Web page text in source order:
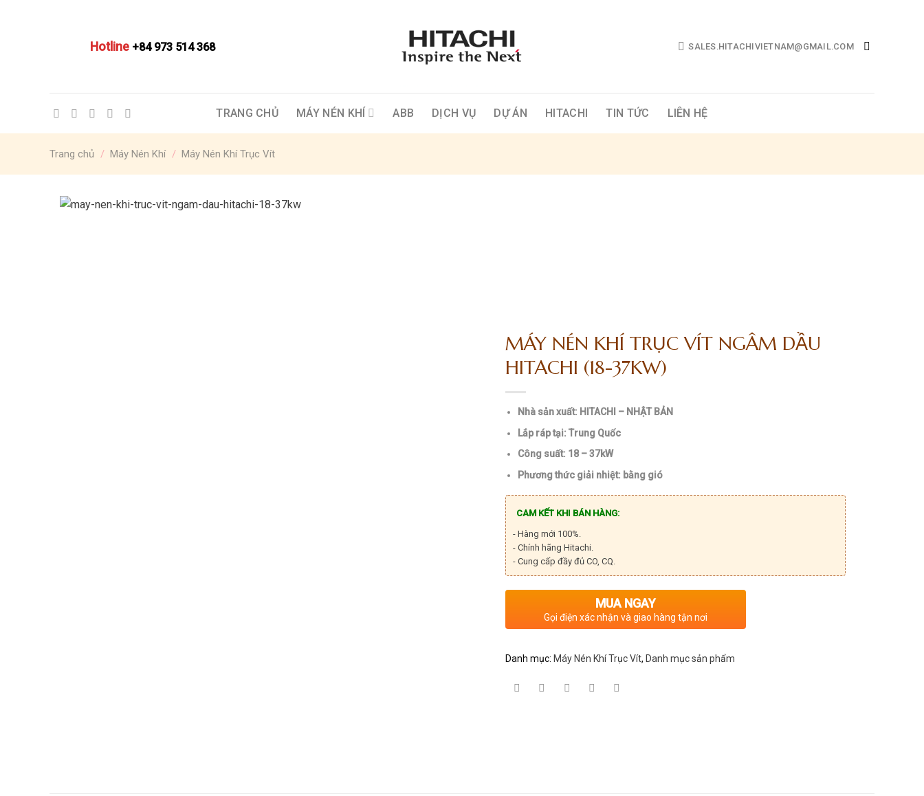
Hotline +84 973 514 368 SALES.HITACHIVIETNAM@GMAIL.COM
TRANG CHỦ MÁY NÉN KHÍ ABB DỊCH VỤ DỰ ÁN HITACHI TIN TỨC LIÊN HỆ
Trang chủ / Máy Nén Khí / Máy Nén Khí Trục Vít
MÁY NÉN KHÍ TRỤC VÍT NGÂM DẦU
HITACHI (18-37KW)
Nhà sản xuất: HITACHI – NHẬT BẢN
Lắp ráp tại: Trung Quốc
Công suất: 18 – 37kW
Phương thức giải nhiệt: bằng gió
CAM KẾT KHI BÁN HÀNG:
- Hàng mới 100%.
- Chính hãng Hitachi.
- Cung cấp đầy đủ CO, CQ.
MUA NGAY
Gọi điện xác nhận và giao hàng tận nơi
Danh mục: Máy Nén Khí Trục Vít, Danh mục sản phẩm